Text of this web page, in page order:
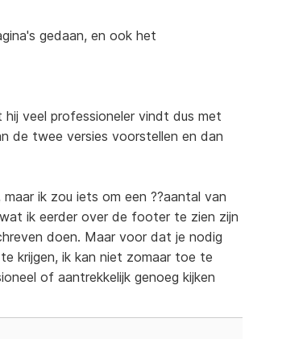
gedaan, en ook het
veel professioneler vindt dus met
de twee versies voorstellen en dan
ik zou iets om een ??aantal van
ik eerder over de footer te zien zijn
doen. Maar voor dat je nodig
krijgen, ik kan niet zomaar toe te
of aantrekkelijk genoeg kijken